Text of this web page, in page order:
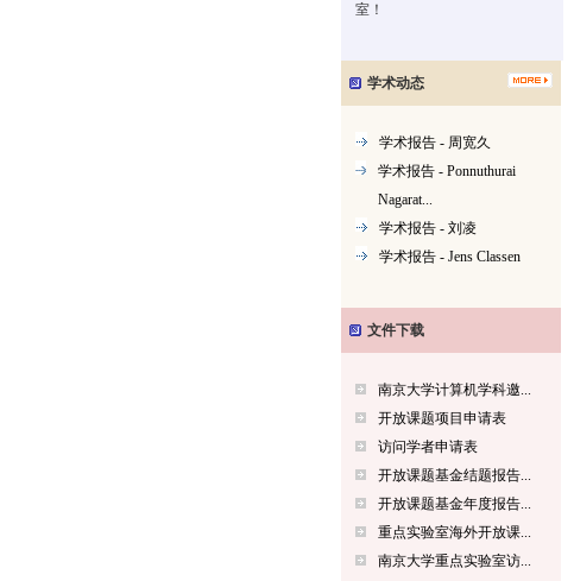
室！
学术动态
学术报告 - 周宽久
学术报告 - Ponnuthurai
Nagarat...
学术报告 - 刘凌
学术报告 - Jens Classen
文件下载
南京大学计算机学科邀...
开放课题项目申请表
访问学者申请表
开放课题基金结题报告...
开放课题基金年度报告...
重点实验室海外开放课...
南京大学重点实验室访...